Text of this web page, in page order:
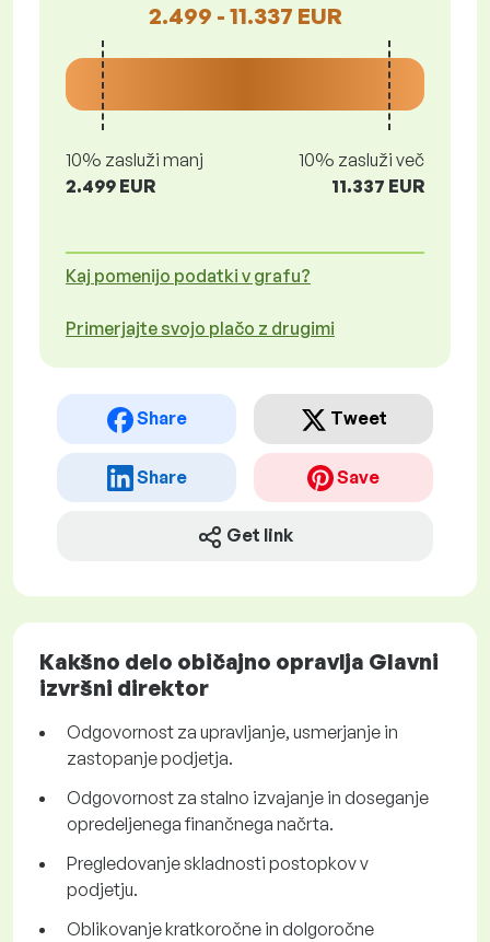
2.499 - 11.337 EUR
10% zasluži manj
2.499 EUR
10% zasluži več
11.337 EUR
Kaj pomenijo podatki v grafu?
Primerjajte svojo plačo z drugimi
Share Tweet
Share Save
Get link
Kakšno delo običajno opravlja Glavni
izvršni direktor
Odgovornost za upravljanje, usmerjanje in
zastopanje podjetja.
Odgovornost za stalno izvajanje in doseganje
opredeljenega finančnega načrta.
Pregledovanje skladnosti postopkov v
podjetju.
Oblikovanje kratkoročne in dolgoročne